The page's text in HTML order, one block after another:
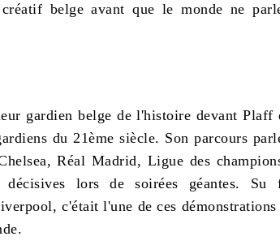
belge avant que le monde ne
gardien belge de l'histoire devant Plaff
du 21ème siècle. Son parcours
Réal Madrid, Ligue des
décisives lors de soirées géantes. Su
c'était l'une de ces